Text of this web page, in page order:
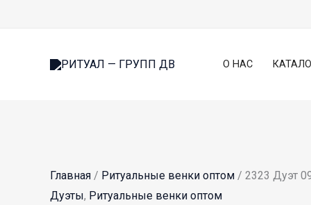
О НАС
Главная / Ритуальные венки оптом / 2323 Дуэт
Дуэты, Ритуальные венки оптом
Дуэт
на